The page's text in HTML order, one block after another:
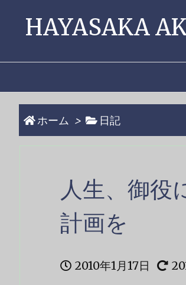
HAYASAKA
ホーム > 日記
人生、御役
計画を
2010年1月17日